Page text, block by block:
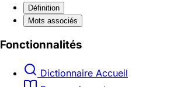
Définition
Mots associés
Fonctionnalités
Dictionnaire Accueil